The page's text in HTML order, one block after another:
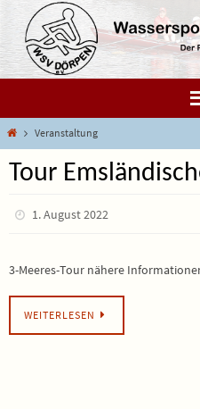
Zum
Inhalt
springen
StartVeranstaltung
Tour
1. August 2022
3-Meeres-Tour nähere
WEITERLESEN